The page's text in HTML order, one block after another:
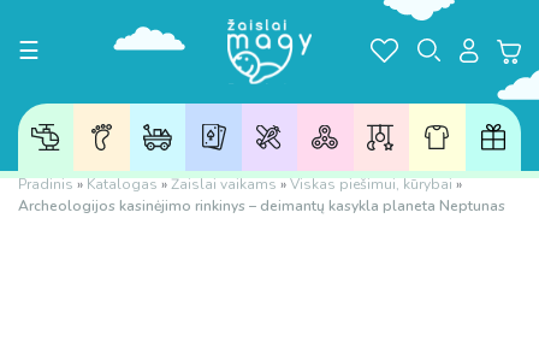
Toggle navigation
☰
Pradinis»Katalogas»Žaislai vaikams»Viskas piešimui, kūrybai»
Archeologijos kasinėjimo rinkinys – deimantų kasykla planeta Neptunas